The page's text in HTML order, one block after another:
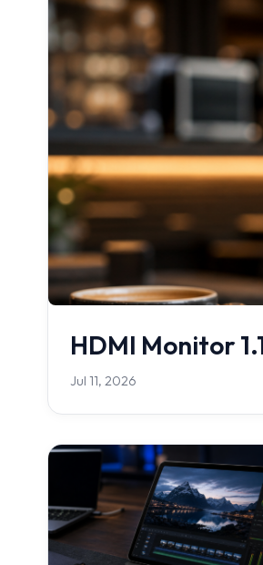
HDMI Monitor
Jul 11, 2026